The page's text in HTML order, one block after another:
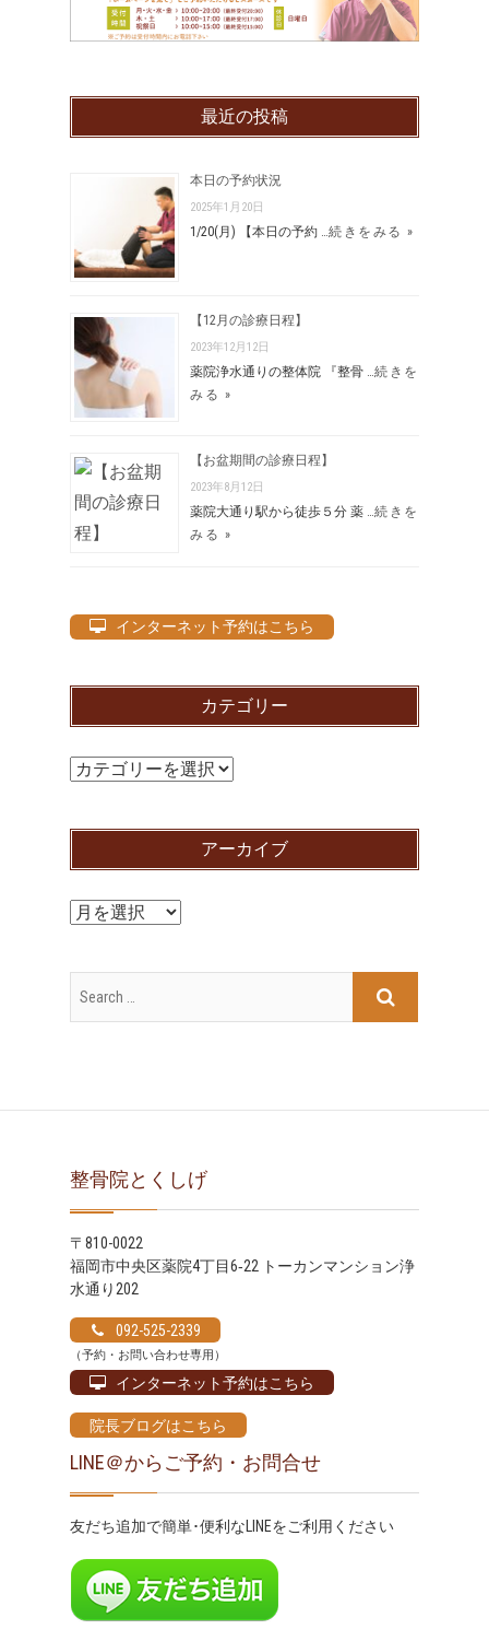
最近の投稿
本日の予約状況
2025年1月20日
1/20(月) 【本日の予約 …続きをみる »
【12月の診療日程】
2023年12月12日
薬院浄水通りの整体院 『整骨 …続きを
みる »
【お盆期間の診療日程】
2023年8月12日
薬院大通り駅から徒歩５分 薬 …続きを
みる »
インターネット予約はこちら
カテゴリー
カ
ゴ
アーカイブ
ア
カ
イ
整骨院とくしげ
〒810-0022
福岡市中央区薬院4丁目6‐22 トーカンマンション浄
水通り202
092-525-2339
（予約・お問い合わせ専用）
インターネット予約はこちら
院長ブログはこちら
LINE＠からご予約・お問合せ
友だち追加で簡単･便利なLINEをご利用ください